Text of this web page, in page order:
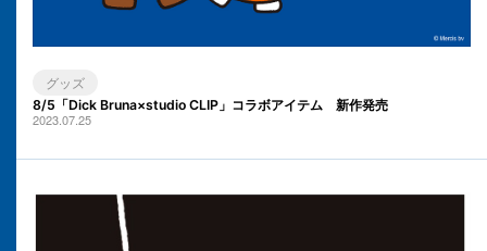
グッズ
8/5「Dick Bruna×studio CLIP」コラボアイテム 新作発売
2023.07.25